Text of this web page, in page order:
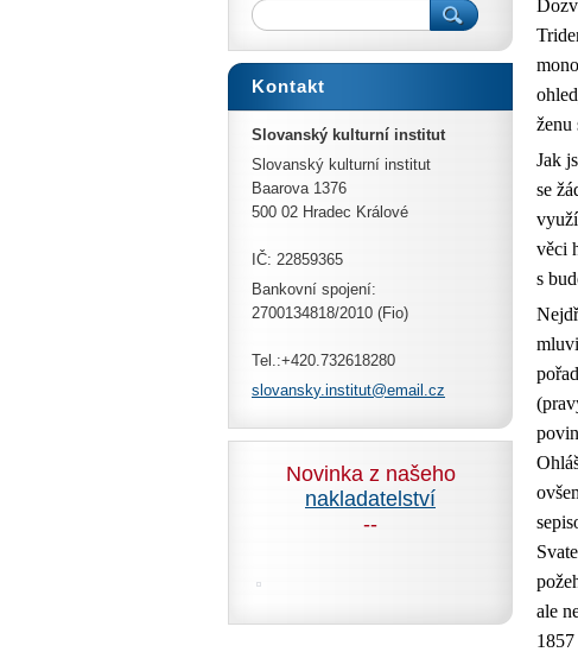
ženu
Jak
se
věci
s
ale
Kontakt
Slovanský kulturní institut
Slovanský kulturní institut
Baarova 1376
500 02 Hradec Králové
IČ: 22859365
Bankovní spojení:
2700134818/2010 (Fio)
Tel.:+420.732618280
slovansky.institut@email .cz
Novinka z našeho
nakladatelství
--